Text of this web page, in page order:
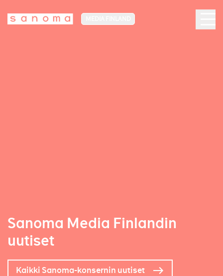
Sanoma Media Finlandin
uutiset
Kaikki Sanoma-konsernin uutiset